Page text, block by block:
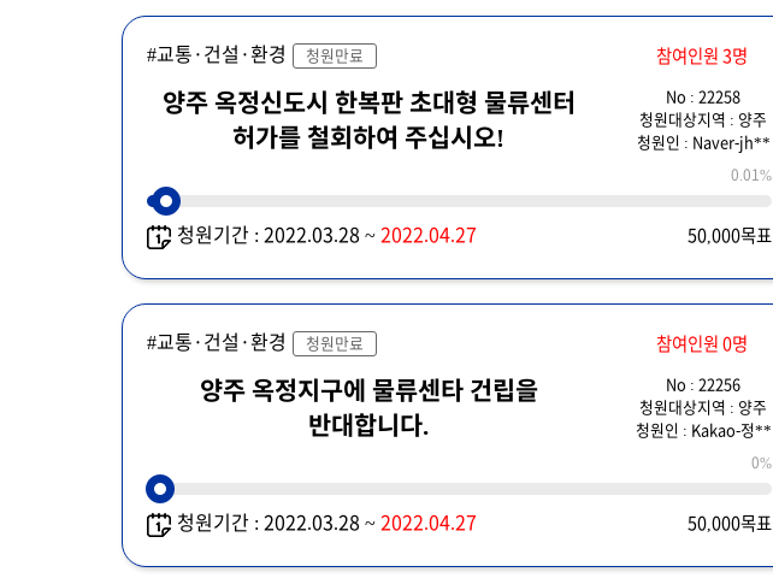
#교통·건설·환경 청원만료 참여인원 3명
양주 옥정신도시 한복판 초대형 물류센터
허가를 철회하여 주십시오!
No : 22258
청원대상지역 : 양주
청원인 : Naver-jh**
0.01%
청원기간 : 2022.03.28 ~ 2022.04.27 50,000목표
#교통·건설·환경 청원만료 참여인원 0명
양주 옥정지구에 물류센타 건립을
반대합니다.
No : 22256
청원대상지역 : 양주
청원인 : Kakao-정**
0%
청원기간 : 2022.03.28 ~ 2022.04.27 50,000목표